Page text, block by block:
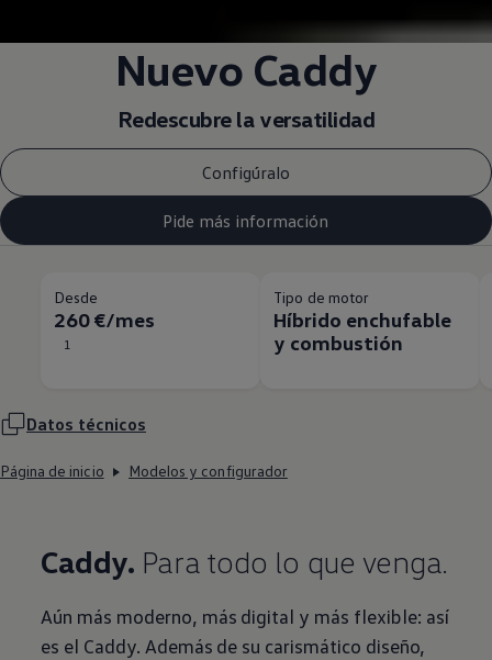
Nuevo Caddy
Redescubre la versatilidad
Configúralo
Pide más información
Desde
260 €/mes
1
Tipo de motor
Híbrido enchufable
y combustión
Datos técnicos
Página de inicio Modelos y configurador
Caddy. Para todo lo que venga.
Aún más moderno, más digital y más flexible: así
es el Caddy. Además de su carismático diseño,